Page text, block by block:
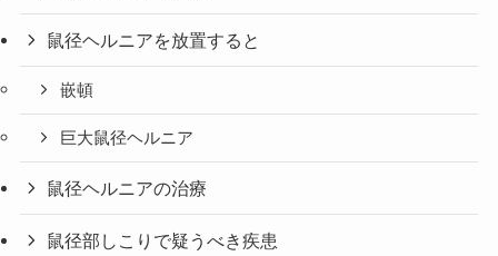
鼠径ヘルニアを放置すると
嵌頓
巨大鼠径ヘルニア
鼠径ヘルニアの治療
鼠径部しこりで疑うべき疾患